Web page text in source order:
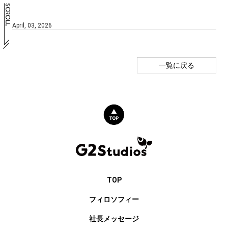
April, 03, 2026
一覧に戻る
TOP
フィロソフィー
社長メッセージ